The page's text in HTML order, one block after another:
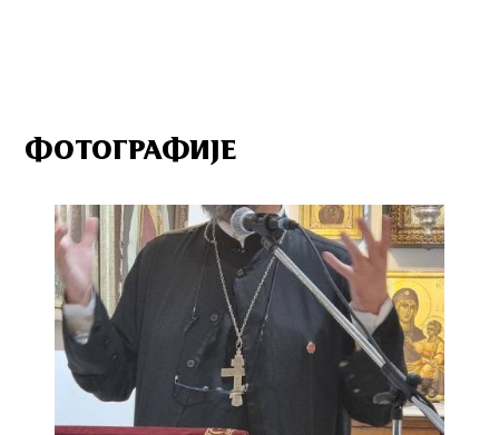
ФОТОГРАФИЈЕ